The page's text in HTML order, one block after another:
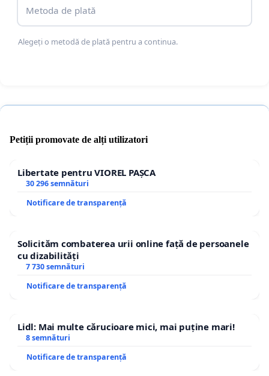
Metoda de plată
Alegeți o metodă de plată pentru a continua.
Petiții promovate de alți utilizatori
Libertate pentru VIOREL PAȘCA
30 296 semnături
Notificare de transparență
Solicităm combaterea urii online față de persoanele
cu dizabilități
7 730 semnături
Notificare de transparență
Lidl: Mai multe cărucioare mici, mai puține mari!
8 semnături
Notificare de transparență